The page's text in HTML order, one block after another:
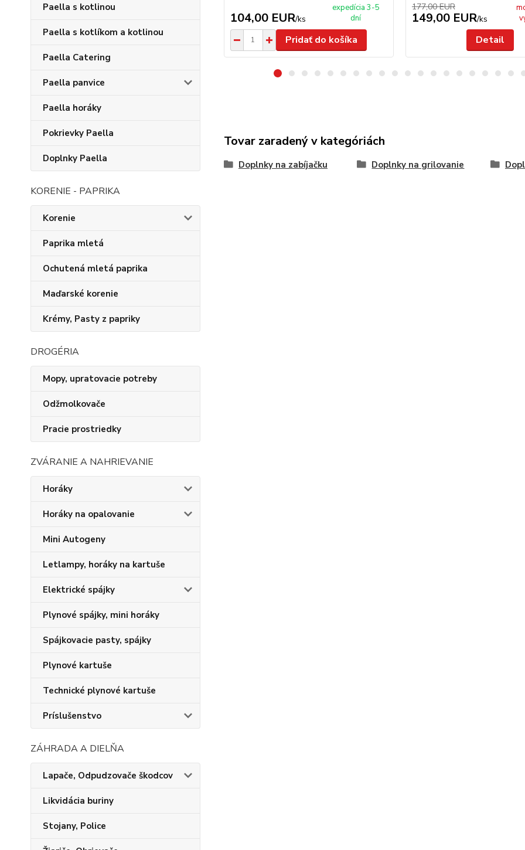
Paella s kotlinou
Paella s kotlíkom a kotlinou
Paella Catering
Paella panvice
Paella horáky
Pokrievky Paella
Doplnky Paella
KORENIE - PAPRIKA
Korenie
Paprika mletá
Ochutená mletá paprika
Maďarské korenie
Krémy, Pasty z papriky
DROGÉRIA
Mopy, upratovacie potreby
Odžmolkovače
Pracie prostriedky
ZVÁRANIE A NAHRIEVANIE
Horáky
Horáky na opalovanie
Mini Autogeny
Letlampy, horáky na kartuše
Elektrické spájky
Plynové spájky, mini horáky
Spájkovacie pasty, spájky
Plynové kartuše
Technické plynové kartuše
Príslušenstvo
ZÁHRADA A DIELŇA
Lapače, Odpudzovače škodcov
Likvidácia buriny
Stojany, Police
104,00 EUR/ks
expedícia 3-5
dní
Pridať do košíka
177,00 EUR
149,00 EUR/ks
Detail
Tovar zaradený v kategóriách
Doplnky na zabíjačku Doplnky na grilovanie